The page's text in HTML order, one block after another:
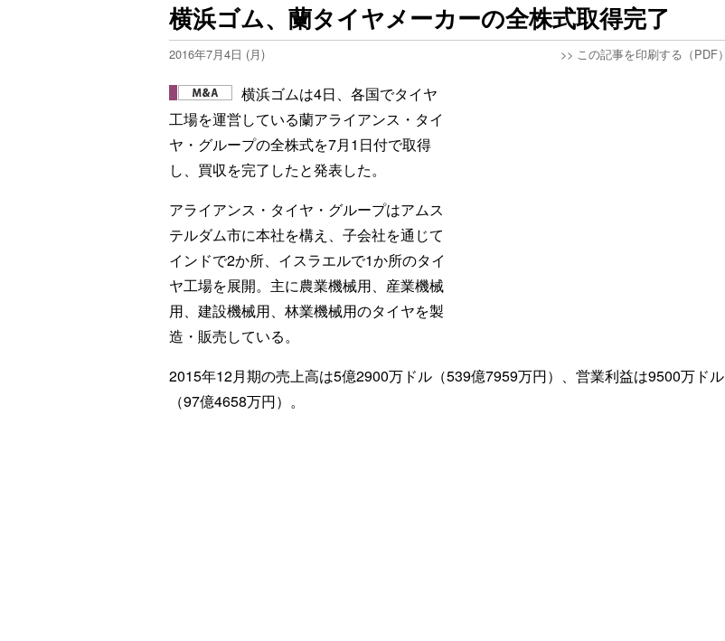
横浜ゴム、蘭タイヤメーカーの全株式取得完了
2016年7月4日 (月) >> この記事を印刷する（PDF）
横浜ゴムは4日、各国でタイヤ
工場を運営している蘭アライアンス・タイ
ヤ・グループの全株式を7月1日付で取得
し、買収を完了したと発表した。
アライアンス・タイヤ・グループはアムス
テルダム市に本社を構え、子会社を通じて
インドで2か所、イスラエルで1か所のタイ
ヤ工場を展開。主に農業機械用、産業機械
用、建設機械用、林業機械用のタイヤを製
造・販売している。
2015年12月期の売上高は5億2900万ドル（539億7959万円）、営業利益は9500万ドル
（97億4658万円）。